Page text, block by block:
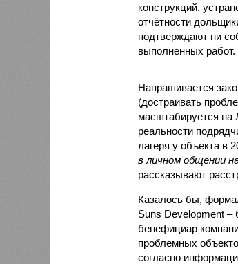
конструкций,
отчётности
подтверждают ни
выполненных работ.
Напрашивается
(достраивать
масштабируется на
реальности
лагеря у объекта в
в личном общении
рассказывают
Казалось бы,
Suns Development –
бенефициар
проблемных
согласно